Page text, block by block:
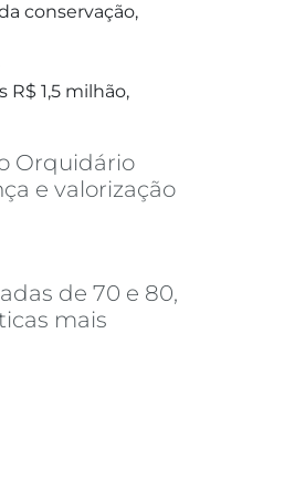
conservação,
1,5 milhão,
Orquidário
e valorização
de 70 e 80,
mais